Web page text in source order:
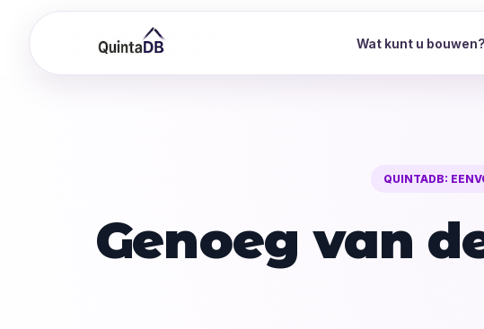
Wat kunt u bouwen?
QUINTADB:
Genoeg van